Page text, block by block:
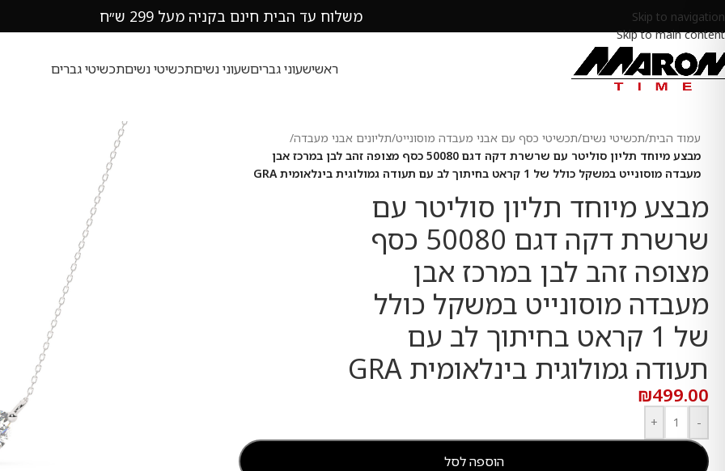
Skip to navigation
Skip to main content
משלוח עד הבית חינם בקניה מעל 299 ש״ח
ראשישעוני גבריםשעוני נשיםתכשיטי נשיםתכשיטי גברים
עמוד הבית/תכשיטי נשים/תכשיטי כסף עם אבני מעבדה מוסונייט/תליונים אבני מעבדה/
מבצע מיוחד תליון סוליטר עם שרשרת דקה דגם 50080 כסף מצופה זהב לבן במרכז אבן
מעבדה מוסונייט במשקל כולל של 1 קראט בחיתוך לב עם תעודה גמולוגית בינלאומית GRA
מבצע מיוחד תליון סוליטר עם
שרשרת דקה דגם 50080 כסף
מצופה זהב לבן במרכז אבן
מעבדה מוסונייט במשקל כולל
של 1 קראט בחיתוך לב עם
תעודה גמולוגית בינלאומית GRA
₪499.00
-
+
הוספה לסל